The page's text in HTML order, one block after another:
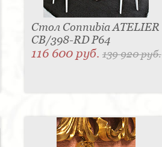
Стол Connubia ATELIER
CB/398-RD P64
116 600 руб. 139 920 руб.